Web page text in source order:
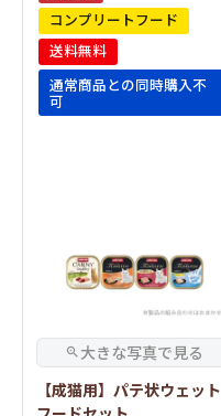
コンプリートフード
送料無料
通常商品との同時購入不
可
【成猫用】パテ状ウェット